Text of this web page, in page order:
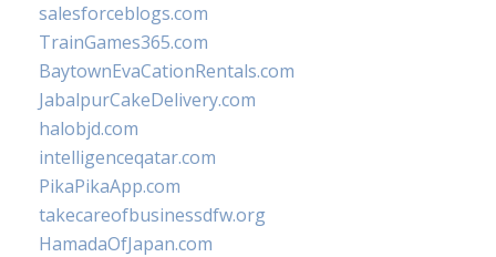
salesforceblogs.com
TrainGames365.com
BaytownEvaCationRentals.com
JabalpurCakeDelivery.com
halobjd.com
intelligenceqatar.com
PikaPikaApp.com
takecareofbusinessdfw.org
HamadaOfJapan.com